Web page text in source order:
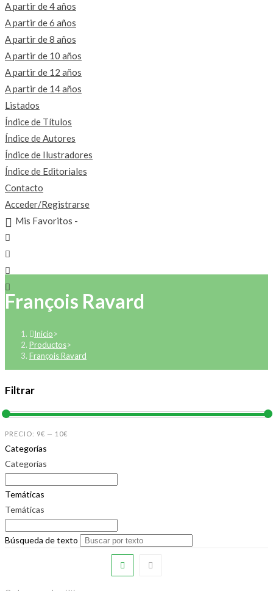
A partir de 4 años
A partir de 6 años
A partir de 8 años
A partir de 10 años
A partir de 12 años
A partir de 14 años
Listados
Índice de Títulos
Índice de Autores
Índice de Ilustradores
Índice de Editoriales
Contacto
Acceder/Registrarse
Mis Favoritos -
François Ravard
Inicio>
Productos>
François Ravard
Filtrar
PRECIO: 9€ — 10€
Categorías
Categorías
Temáticas
Temáticas
Búsqueda de texto